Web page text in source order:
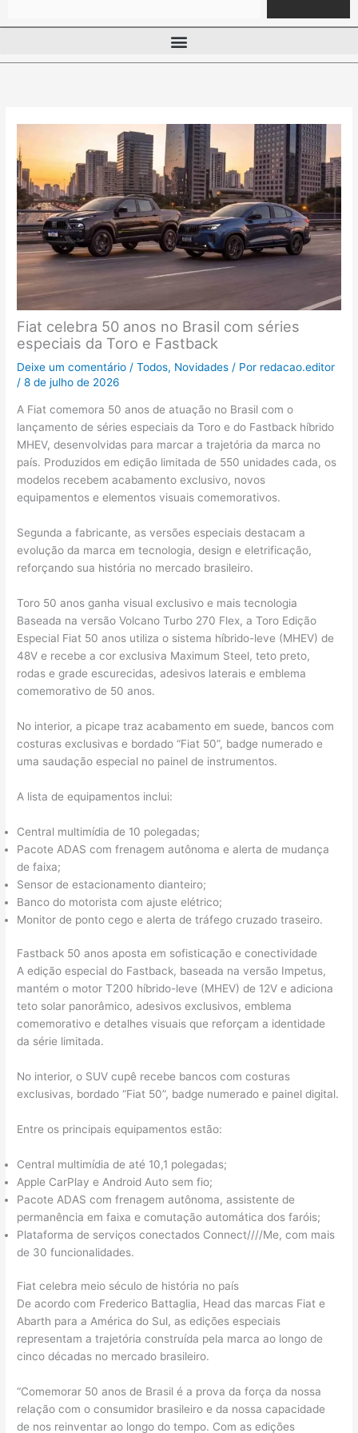
Fiat celebra 50 anos no Brasil com séries
especiais da Toro e Fastback
Deixe um comentário /Todos, Novidades / Por redacao.editor
/8 de julho de 2026
A Fiat comemora 50 anos de atuação no Brasil com o
lançamento de séries especiais da Toro e do Fastback híbrido
MHEV, desenvolvidas para marcar a trajetória da marca no
país. Produzidos em edição limitada de 550 unidades cada, os
modelos recebem acabamento exclusivo, novos
equipamentos e elementos visuais comemorativos.
Segunda a fabricante, as versões especiais destacam a
evolução da marca em tecnologia, design e eletrificação,
reforçando sua história no mercado brasileiro.
Toro 50 anos ganha visual exclusivo e mais tecnologia
Baseada na versão Volcano Turbo 270 Flex, a Toro Edição
Especial Fiat 50 anos utiliza o sistema híbrido-leve (MHEV) de
48V e recebe a cor exclusiva Maximum Steel, teto preto,
rodas e grade escurecidas, adesivos laterais e emblema
comemorativo de 50 anos.
No interior, a picape traz acabamento em suede, bancos com
costuras exclusivas e bordado “Fiat 50”, badge numerado e
uma saudação especial no painel de instrumentos.
A lista de equipamentos inclui:
Central multimídia de 10 polegadas;
Pacote ADAS com frenagem autônoma e alerta de mudança
de faixa;
Sensor de estacionamento dianteiro;
Banco do motorista com ajuste elétrico;
Monitor de ponto cego e alerta de tráfego cruzado traseiro.
Fastback 50 anos aposta em sofisticação e conectividade
A edição especial do Fastback, baseada na versão Impetus,
mantém o motor T200 híbrido-leve (MHEV) de 12V e adiciona
teto solar panorâmico, adesivos exclusivos, emblema
comemorativo e detalhes visuais que reforçam a identidade
da série limitada.
No interior, o SUV cupê recebe bancos com costuras
exclusivas, bordado “Fiat 50”, badge numerado e painel digital.
Entre os principais equipamentos estão:
Central multimídia de até 10,1 polegadas;
Apple CarPlay e Android Auto sem fio;
Pacote ADAS com frenagem autônoma, assistente de
permanência em faixa e comutação automática dos faróis;
Plataforma de serviços conectados Connect////Me, com mais
de 30 funcionalidades.
Fiat celebra meio século de história no país
De acordo com Frederico Battaglia, Head das marcas Fiat e
Abarth para a América do Sul, as edições especiais
representam a trajetória construída pela marca ao longo de
cinco décadas no mercado brasileiro.
“Comemorar 50 anos de Brasil é a prova da força da nossa
relação com o consumidor brasileiro e da nossa capacidade
de nos reinventar ao longo do tempo. Com as edições